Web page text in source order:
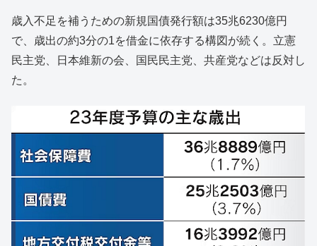
歳入不足を補うための新規国債発行額は35兆6230億円
で、歳出の約3分の1を借金に依存する構図が続く。立憲
民主党、日本維新の会、国民民主党、共産党などは反対し
た。